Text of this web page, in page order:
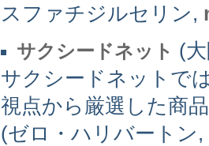
スファチジルセリン,
サクシードネット (
サクシードネットで
視点から厳選した商
(ゼロ・ハリバートン